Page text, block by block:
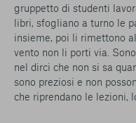
gruppetto di studenti
libri, sfogliano a turno le
insieme, poi li rimettono
vento non li porti via.
nel dirci che non si sa
sono preziosi e non
che riprendano le lezioni,